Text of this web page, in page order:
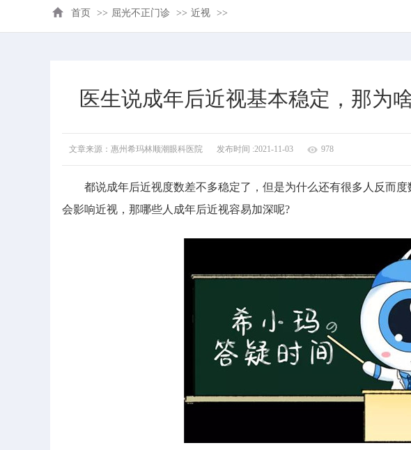
首页 >> 屈光不正门诊 >> 近视 >>
医生说成年后近视基本稳定，那为
文章来源：惠州希玛林顺潮眼科医院 发布时间 :2021-11-03 978
都说成年后近视度数差不多稳定了，但是为什么还有很多人反而度
会影响近视，那哪些人成年后近视容易加深呢?